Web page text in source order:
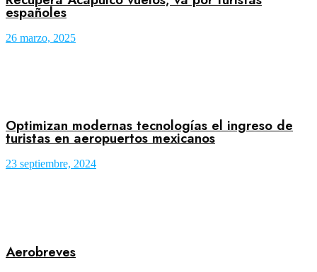
españoles
26 marzo, 2025
Optimizan modernas tecnologías el ingreso de
turistas en aeropuertos mexicanos
23 septiembre, 2024
Aerobreves